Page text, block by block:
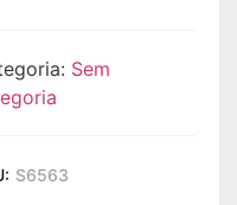
Sem
S6563